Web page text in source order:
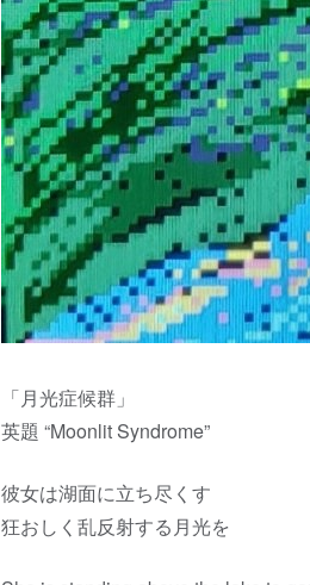
「月光症候群」
英題 “Moonlit Syndrome”
彼女は湖面に立ち尽くす
狂おしく乱反射する月光を